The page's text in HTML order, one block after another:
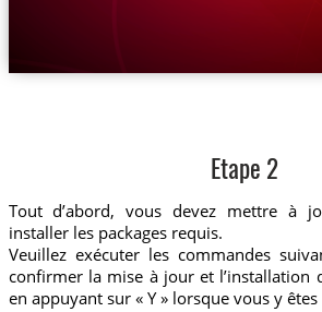
Etape 2
Tout d’abord, vous devez mettre à
installer les packages requis.
Veuillez exécuter les commandes
confirmer la mise à jour et l’installation
en appuyant sur « Y » lorsque vous y